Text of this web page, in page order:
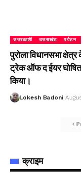
उत्तरकाशी उत्तराखंड पर्यटन
पुरोला विधानसभा
ट्रेक ऑफ द ईयर
किया।
Lokesh Badoni
क्राइम